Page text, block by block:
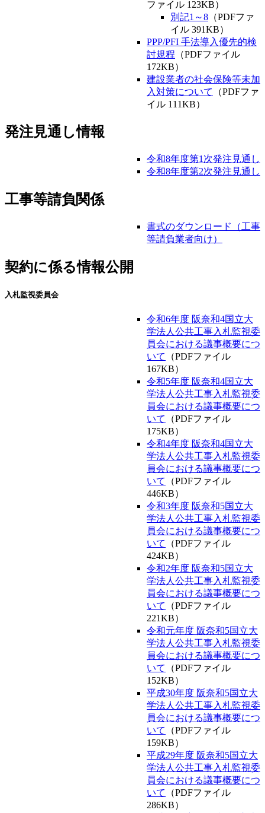
別記1～8（PDFファ
イル 391KB）
PPP/PFI 手法導入優先的検
討規程（PDFファイル
172KB）
建設業者の社会保険等未加
入対策について（PDFファ
イル 111KB）
発注見通し情報
令和8年度第2次発注見通し
工事等請負関係
等請負業者向け）
契約に係る情報公開
学法人公共工事入札監視委
員会における議事概要につ
いて（PDFファイル
167KB）
令和5年度 阪奈和4国立大
学法人公共工事入札監視委
員会における議事概要につ
いて（PDFファイル
175KB）
令和4年度 阪奈和4国立大
学法人公共工事入札監視委
員会における議事概要につ
いて（PDFファイル
446KB）
令和3年度 阪奈和5国立大
学法人公共工事入札監視委
員会における議事概要につ
いて（PDFファイル
424KB）
令和2年度 阪奈和5国立大
学法人公共工事入札監視委
員会における議事概要につ
いて（PDFファイル
221KB）
令和元年度 阪奈和5国立大
学法人公共工事入札監視委
員会における議事概要につ
いて（PDFファイル
152KB）
平成30年度 阪奈和5国立大
学法人公共工事入札監視委
員会における議事概要につ
いて（PDFファイル
159KB）
平成29年度 阪奈和5国立大
学法人公共工事入札監視委
員会における議事概要につ
いて（PDFファイル
286KB）
平成28年度 阪奈和5国立大